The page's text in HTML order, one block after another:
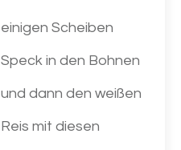
einigen Scheiben
Speck in den Bohnen
und dann den weißen
Reis mit diesen